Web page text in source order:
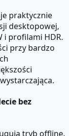
praktycznie
desktopowej,
i profilami HDR.
przy bardzo
bez
tryb offline.